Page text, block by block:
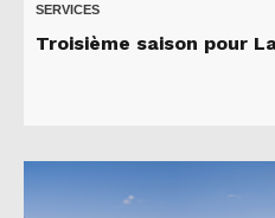
SERVICES
Troisième saison pour